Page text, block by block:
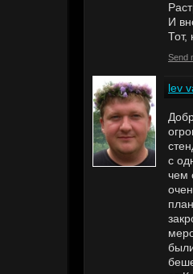
И
Тот,
Send
lev
с
чем